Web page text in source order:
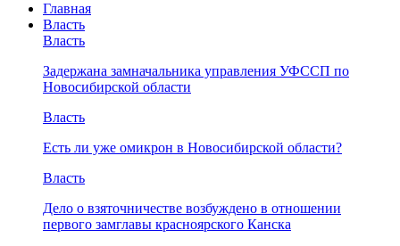
Главная
Власть
Власть
Задержана замначальника управления УФССП по
Новосибирской области
Власть
Есть ли уже омикрон в Новосибирской области?
Власть
Дело о взяточничестве возбуждено в отношении
первого замглавы красноярского Канска